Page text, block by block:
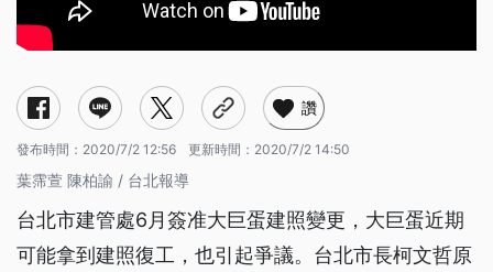
讚
發布時間： 2020/7/2 12:56 更新時間： 2020/7/2 14:50
葉霈萱 陳柏諭 / 台北報導
台北市建管處6月簽准大巨蛋建照變更，大巨蛋近期
可能拿到建照復工，也引起爭議。台北市長柯文哲原